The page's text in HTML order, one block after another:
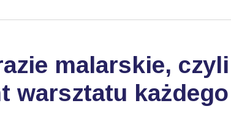
malarskie,
warsztatu